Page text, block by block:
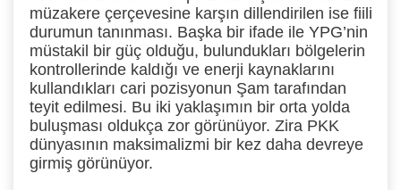
müzakere çerçevesine karşın dillendirilen ise fiili
durumun tanınması. Başka bir ifade ile YPG’nin
müstakil bir güç olduğu, bulundukları bölgelerin
kontrollerinde kaldığı ve enerji kaynaklarını
kullandıkları cari pozisyonun Şam tarafından
teyit edilmesi. Bu iki yaklaşımın bir orta yolda
buluşması oldukça zor görünüyor. Zira PKK
dünyasının maksimalizmi bir kez daha devreye
girmiş görünüyor.